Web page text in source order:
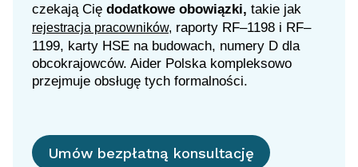
czekają Cię dodatkowe obowiązki, takie jak
rejestracja pracowników, raporty RF–1198 i RF–
1199, karty HSE na budowach, numery D dla
obcokrajowców. Aider Polska kompleksowo
przejmuje obsługę tych formalności.
Umów bezpłatną konsultację